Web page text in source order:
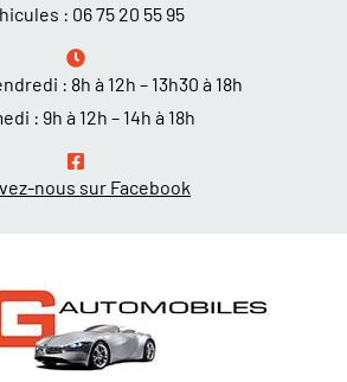
: 06 75 20 55 95
: 8h à 12h – 13h30 à 18h
: 9h à 12h – 14h à 18h
nous sur Facebook